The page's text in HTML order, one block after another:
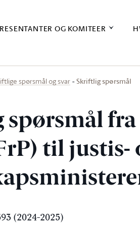
OG KOMITEER
spørsmål og svar Skriftlig spørsmål
spørsmål
til justis-
(2024-2025)